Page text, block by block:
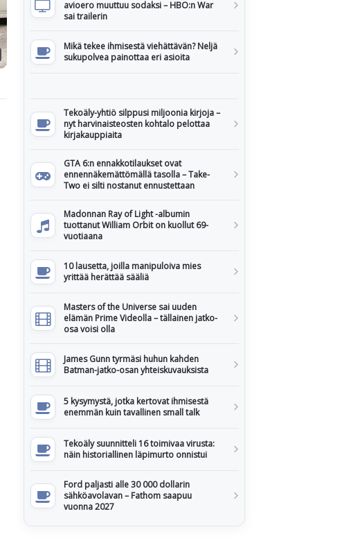
avioero muuttuu sodaksi – HBO:n War
sai trailerin
Mikä tekee ihmisestä viehättävän? Neljä
sukupolvea painottaa eri asioita
Tekoäly-yhtiö silppusi miljoonia kirjoja –
nyt harvinaisteosten kohtalo pelottaa
kirjakauppiaita
GTA 6:n ennakkotilaukset ovat
ennennäkemättömällä tasolla – Take-
Two ei silti nostanut ennustettaan
Madonnan Ray of Light -albumin
tuottanut William Orbit on kuollut 69-
vuotiaana
10 lausetta, joilla manipuloiva mies
yrittää herättää sääliä
Masters of the Universe sai uuden
elämän Prime Videolla – tällainen jatko-
osa voisi olla
James Gunn tyrmäsi huhun kahden
Batman-jatko-osan yhteiskuvauksista
5 kysymystä, jotka kertovat ihmisestä
enemmän kuin tavallinen small talk
Tekoäly suunnitteli 16 toimivaa virusta:
näin historiallinen läpimurto onnistui
Ford paljasti alle 30 000 dollarin
sähköavolavan – Fathom saapuu
vuonna 2027